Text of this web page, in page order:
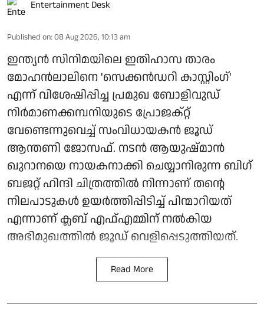
Entertainment Desk
Published on: 08 Aug 2026, 10:13 am
ഇന്ത്യൻ സിനിമയിലെ ഇതിഹാസ താരം
മോഹൻലാലിനെ 'സെക്കൻഡറി കാസ്റ്റിംഗ്'
എന്ന് വിശേഷിപ്പിച്ച പ്രമുഖ ബോളിവുഡ്
നിർമാണക്കമ്പനിയുടെ പ്രോജക്റ്റ്
വേണ്ടെന്നുവെച്ച് സംവിധായകൻ ജൂഡ്
ആന്തണി ജോസഫ്. നടൻ ആയുഷ്മാൻ
ഖുറാനയെ നായകനാക്കി ചെയ്യാനിരുന്ന ബിഗ്
ബജറ്റ് ഹിന്ദി ചിത്രത്തിൽ നിന്നാണ് തന്റെ
നിലപാടുകൾ ഉയർത്തിപ്പിടിച്ച് പിന്മാറിയത്
എന്നാണ് ക്ലബ് എഫ്എമ്മിന് നല്‍കിയ
അഭിമുഖത്തില്‍ ജൂഡ് വെളിപ്പെടുത്തിയത്.
Read More